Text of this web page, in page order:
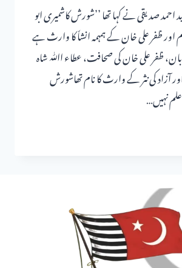
احمد صدیقی نے کہا تھا ـ’’شورش کاشمیری ابو
اور ظفر علی خان کے ہمہمہ انشاٗ کا وارث ہے
زبان، ظفر علی خان کی صحافت، عطاء اﷲ شاہ
آزاد کی نثر کے وارث کا نام تھاشورش
نہیں…